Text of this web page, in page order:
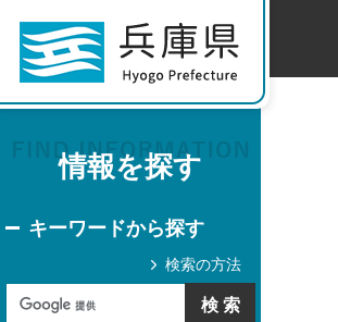
情報を探す
キーワードから探す
検索の方法